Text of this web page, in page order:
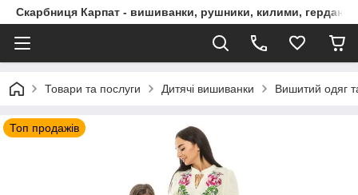
Скарбниця Карпат - вишиванки, рушники, килими, гердани,
Товари та послуги Дитячі вишиванки Вишитий одяг
Топ продажів